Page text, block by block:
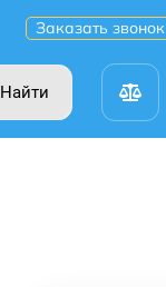
Заказать звонок
Найти